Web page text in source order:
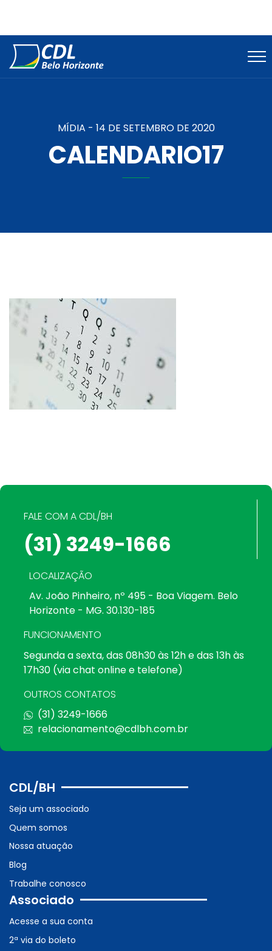
MÍDIA - 14 DE SETEMBRO DE 2020
CALENDARIO17
FALE COM A CDL/BH
(31) 3249-1666
LOCALIZAÇÃO
Av. João Pinheiro, nº 495 - Boa Viagem. Belo
Horizonte - MG. 30.130-185
FUNCIONAMENTO
Segunda a sexta, das 08h30 às 12h e das 13h às
17h30 (via chat online e telefone)
OUTROS CONTATOS
(31) 3249-1666
relacionamento@cdlbh.com.br
CDL/BH
Seja um associado
Quem somos
Nossa atuação
Blog
Trabalhe conosco
Associado
Acesse a sua conta
2ª via do boleto